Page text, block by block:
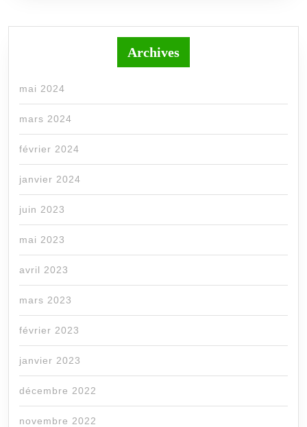
Archives
mai 2024
mars 2024
février 2024
janvier 2024
juin 2023
mai 2023
avril 2023
mars 2023
février 2023
janvier 2023
décembre 2022
novembre 2022